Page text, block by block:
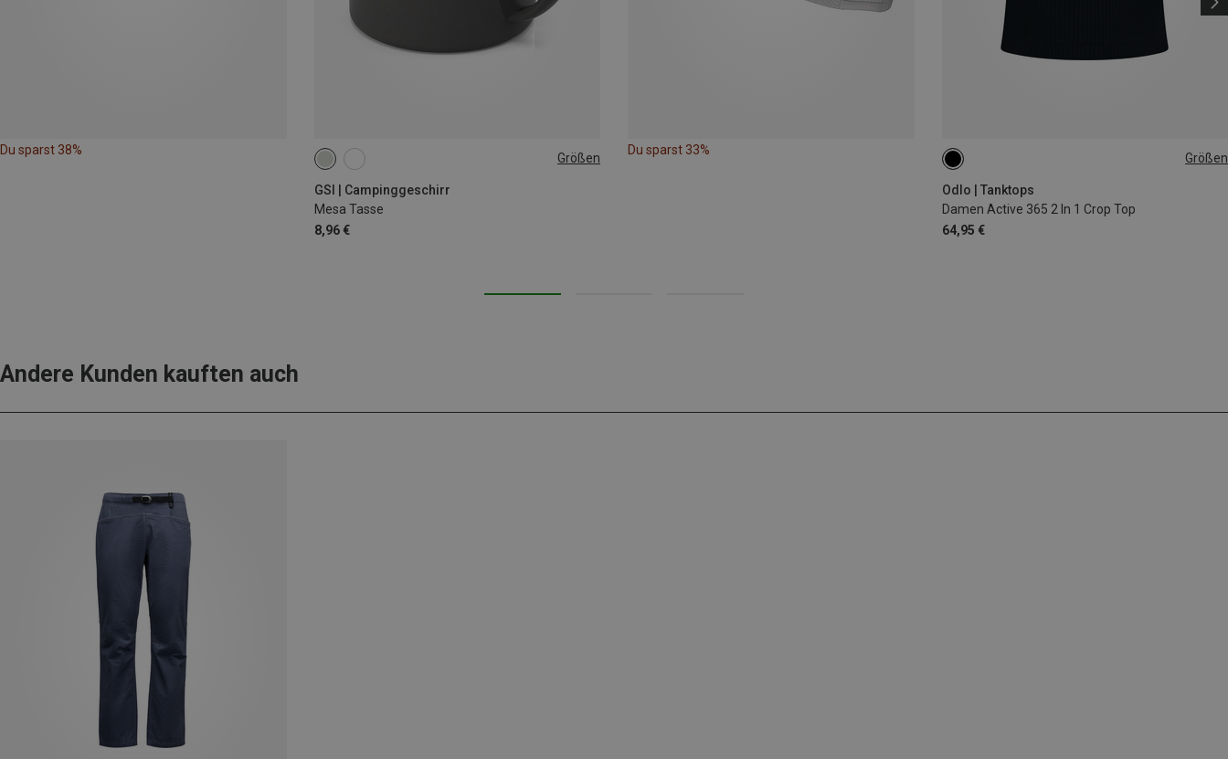
Du sparst 38%
Größen
GSI | Campinggeschirr
Mesa Tasse
8,96 €
0.355L
Du sparst 33%
Größen
Odlo | Tanktops
Damen Active 365 2 In 1 Crop Top
64,95 €
XS
Andere Kunden kauften auch